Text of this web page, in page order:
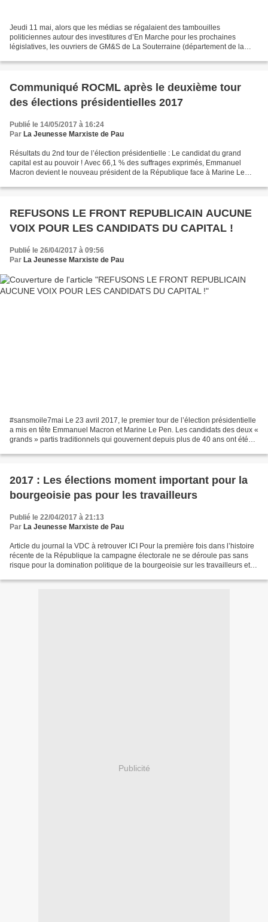
Jeudi 11 mai, alors que les médias se régalaient des tambouilles
politiciennes autour des investitures d’En Marche pour les prochaines
législatives, les ouvriers de GM&S de La Souterraine (département de la
Communiqué ROCML après le deuxième tour
des élections présidentielles 2017
Publié le 14/05/2017 à 16:24
Par La Jeunesse Marxiste de Pau
Résultats du 2nd tour de l’élection présidentielle : Le candidat du grand
capital est au pouvoir ! Avec 66,1 % des suffrages exprimés, Emmanuel
Macron devient le nouveau président de la République face à Marine Le
REFUSONS LE FRONT REPUBLICAIN AUCUNE
VOIX POUR LES CANDIDATS DU CAPITAL !
Publié le 26/04/2017 à 09:56
Par La Jeunesse Marxiste de Pau
#sansmoile7mai Le 23 avril 2017, le premier tour de l’élection présidentielle
a mis en tête Emmanuel Macron et Marine Le Pen. Les candidats des deux «
grands » partis traditionnels qui gouvernent depuis plus de 40 ans ont été
2017 : Les élections moment important pour la
bourgeoisie pas pour les travailleurs
Publié le 22/04/2017 à 21:13
Par La Jeunesse Marxiste de Pau
Article du journal la VDC à retrouver ICI Pour la première fois dans l’histoire
récente de la République la campagne électorale ne se déroule pas sans
risque pour la domination politique de la bourgeoisie sur les travailleurs et
Publicité